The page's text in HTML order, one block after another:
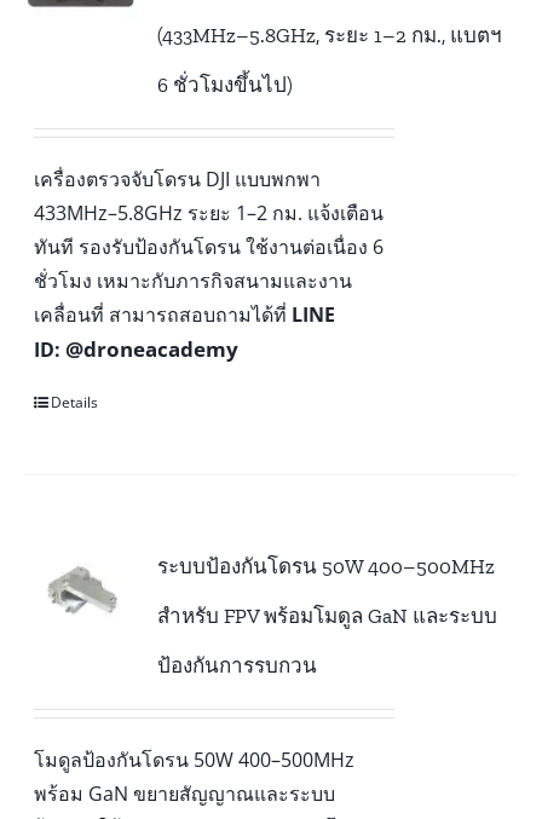
(433MHz–5.8GHz, ระยะ 1–2 กม., แบตฯ
6 ชั่วโมงขึ้นไป)
เครื่องตรวจจับโดรน DJI แบบพกพา
433MHz–5.8GHz ระยะ 1–2 กม. แจ้งเตือน
ทันที รองรับป้องกันโดรน ใช้งานต่อเนื่อง 6
ชั่วโมง เหมาะกับภารกิจสนามและงาน
เคลื่อนที่ สามารถสอบถามได้ที่ LINE
ID:@droneacademy
Details
ระบบป้องกันโดรน 50W 400–500MHz
สำหรับ FPV พร้อมโมดูล GaN และระบบ
ป้องกันการรบกวน
โมดูลป้องกันโดรน 50W 400–500MHz
พร้อม GaN ขยายสัญญาณและระบบ